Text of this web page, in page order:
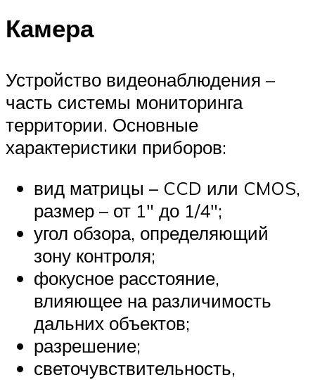
Камера
Устройство видеонаблюдения –
часть системы мониторинга
территории. Основные
характеристики приборов:
вид матрицы – CCD или CMOS,
размер – от 1″ до 1/4″;
угол обзора, определяющий
зону контроля;
фокусное расстояние,
влияющее на различимость
дальних объектов;
разрешение;
светочувствительность,